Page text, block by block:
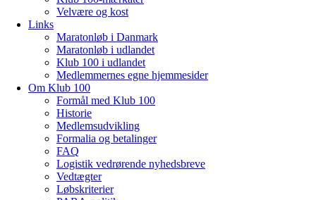
Velvære og kost
Links
Maratonløb i Danmark
Maratonløb i udlandet
Klub 100 i udlandet
Medlemmernes egne hjemmesider
Om Klub 100
Formål med Klub 100
Historie
Medlemsudvikling
Formalia og betalinger
FAQ
Logistik vedrørende nyhedsbreve
Vedtægter
Løbskriterier